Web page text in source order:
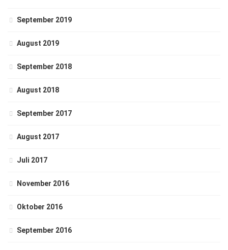
September 2019
August 2019
September 2018
August 2018
September 2017
August 2017
Juli 2017
November 2016
Oktober 2016
September 2016